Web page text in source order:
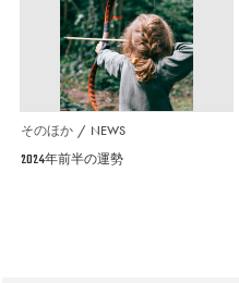
そのほか NEWS
2024年前半の運勢